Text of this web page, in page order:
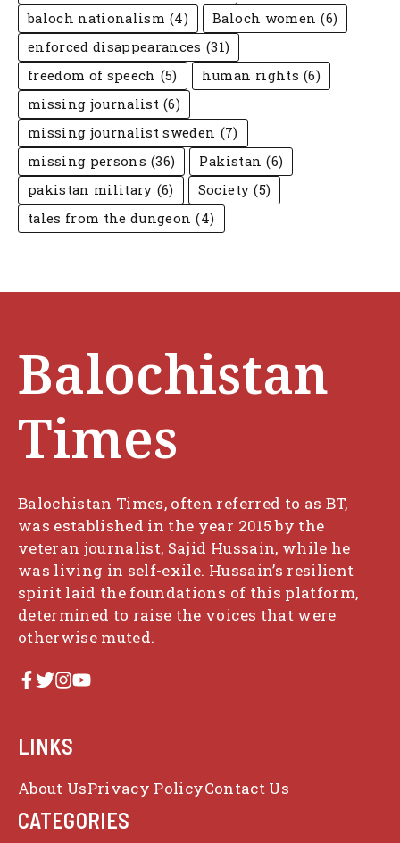
baloch nationalism (4) Baloch women (6)
enforced disappearances (31)
freedom of speech (5) human rights (6)
missing journalist (6)
missing journalist sweden (7)
missing persons (36) Pakistan (6)
pakistan military (6) Society (5)
tales from the dungeon (4)
Balochistan
Times
Balochistan Times, often referred to as BT,
was established in the year 2015 by the
veteran journalist, Sajid Hussain, while he
was living in self-exile. Hussain’s resilient
spirit laid the foundations of this platform,
determined to raise the voices that were
otherwise muted.
LINKS
About UsPrivacy PolicyContact Us
CATEGORIES